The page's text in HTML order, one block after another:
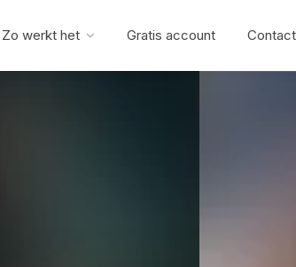
Zo werkt het Gratis account Contact